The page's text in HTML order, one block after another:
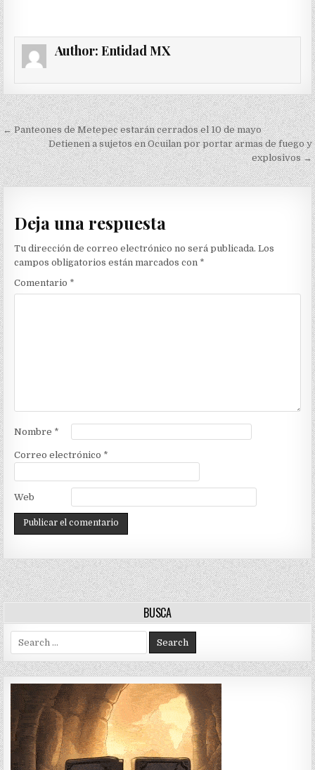
Author: Entidad MX
Navegación
de
entradas
← Panteones de Metepec estarán cerrados el 10 de mayo
Detienen a sujetos en Ocuilan por portar armas de fuego y
explosivos →
Deja una respuesta
Tu dirección de correo electrónico no será publicada. Los
campos obligatorios están marcados con *
Comentario *
Nombre *
Correo electrónico *
Web
BUSCA
Search
for: